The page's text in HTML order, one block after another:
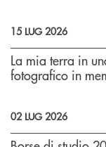
15 LUG 2026
La mia terra in
fotografico in
02 LUG 2026